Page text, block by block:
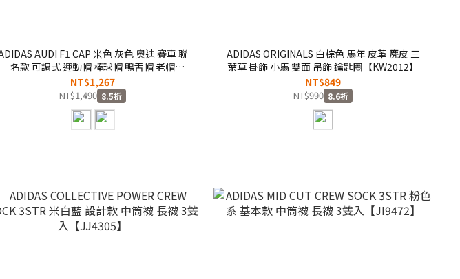
】
AUDI F1 CAP 米色 灰色 奧迪 賽車 聯
名款 可調式 運動帽 棒球帽 鴨舌帽 老帽
【KF0714/KF0713】
NT$1,267
NT$1,490 8.5折
ADIDAS ORIGINALS 白棕色 馬年 皮革 麂皮 三
葉草 掛飾 小馬 雙面 吊飾 鑰匙圈【KW2012】
NT$849
NT$990 8.6折